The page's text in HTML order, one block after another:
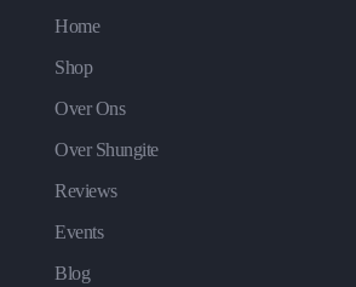
Home
Shop
Over Ons
Over Shungite
Reviews
Events
Blog